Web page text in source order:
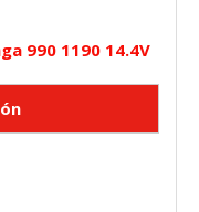
990 1190 14.4V